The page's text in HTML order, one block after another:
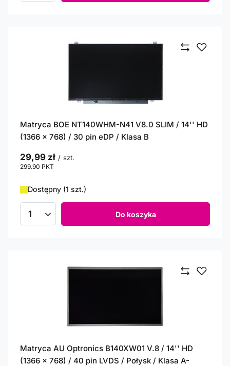
Matryca BOE NT140WHM-N41 V8.0 SLIM / 14'' HD
(1366 x 768) / 30 pin eDP / Klasa B
29,99 zł / szt.
299.90 PKT
Dostępny (1 szt.)
Ilość produktów Do koszyka
Matryca AU Optronics B140XW01 V.8 / 14'' HD
(1366 x 768) / 40 pin LVDS / Połysk / Klasa A-